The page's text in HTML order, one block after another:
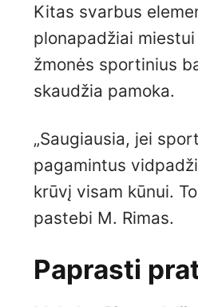
Kitas svarbus
plonapadžiai
žmonės sportinius
skaudžia pamoka.
„Saugiausia, jei
pagamintus
krūvį visam kūnui.
pastebi M. Rimas.
Paprasti